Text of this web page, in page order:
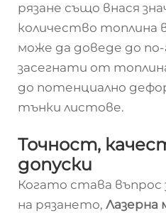
рязане също внася
количество топлина
може да доведе до по-
засегнати от
до потенциално
тънки листове.
Точност,
допуски
Когато става
на рязането, Лазерна